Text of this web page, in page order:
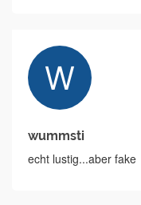
wummsti
echt lustig...aber fake